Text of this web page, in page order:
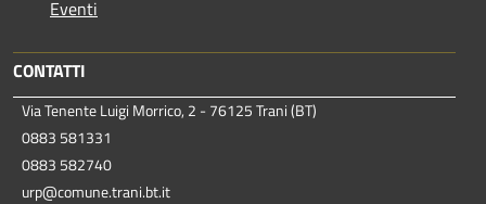
Eventi
CONTATTI
Via Tenente Luigi Morrico, 2 - 76125 Trani (BT)
0883 581331
0883 582740
urp@comune.trani.bt.it